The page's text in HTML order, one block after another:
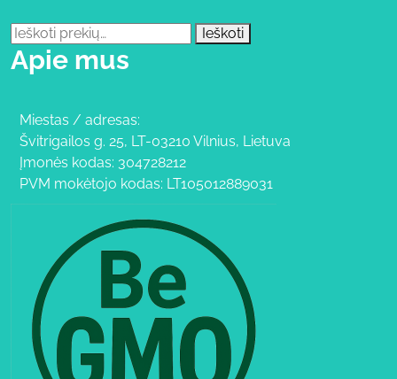
Ieškoti: Ieškoti
Apie mus
Miestas / adresas:
Švitrigailos g. 25, LT-03210 Vilnius, Lietuva
Įmonės kodas: 304728212
PVM mokėtojo kodas: LT105012889031